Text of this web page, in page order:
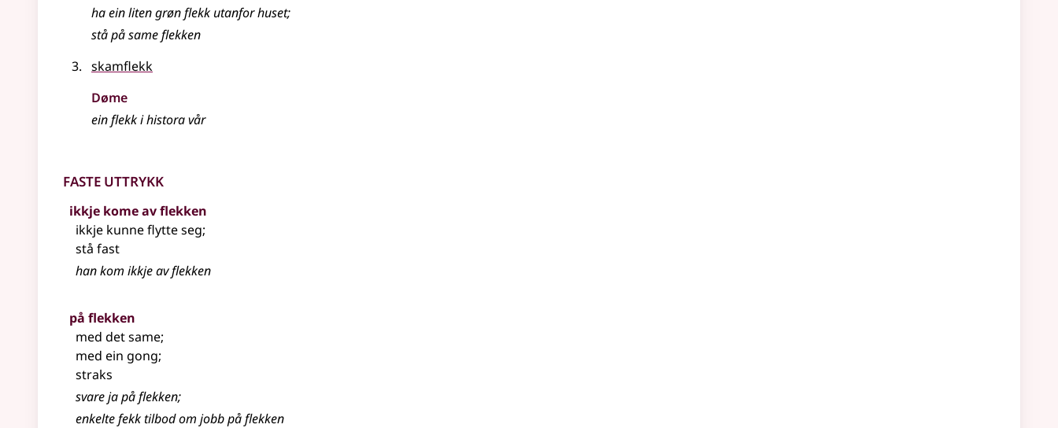
ha ein liten grøn flekk utanfor huset;
stå på same flekken
skamflekk
Døme
ein flekk i histora vår
Faste uttrykk
ikkje kome av flekken
ikkje kunne flytte seg;
stå fast
han kom ikkje av flekken
på flekken
med det same;
med ein gong;
straks
svare ja på flekken;
enkelte fekk tilbod om jobb på flekken